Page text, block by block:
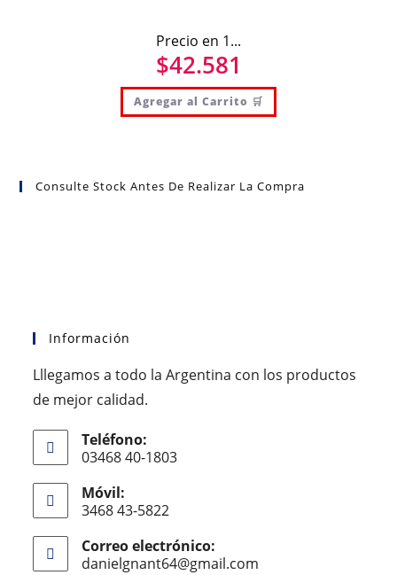
Precio en 1...
$42.581
Agregar al Carrito 🛒
Consulte Stock Antes De Realizar La Compra
Información
Lllegamos a todo la Argentina con los productos
de mejor calidad.
Teléfono:
03468 40-1803
Móvil:
3468 43-5822
Correo electrónico:
danielgnant64@gmail.com